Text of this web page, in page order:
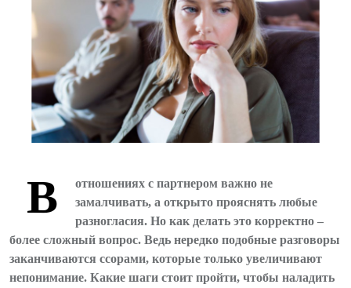
В
отношениях с партнером важно не
замалчивать, а открыто прояснять любые
разногласия. Но как делать это корректно –
более сложный вопрос. Ведь нередко подобные разговоры
заканчиваются ссорами, которые только увеличивают
непонимание. Какие шаги стоит пройти, чтобы наладить